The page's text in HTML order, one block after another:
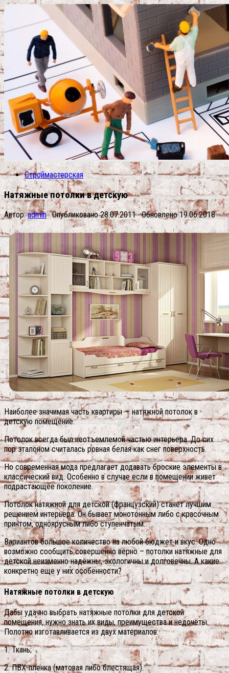
Строймастерская
Натяжные потолки в детскую
Автор:admin · Опубликовано28.07.2011· Обновлено19.06.2018
Наиболее значимая часть квартиры — натяжной потолок в
детскую помещение.
Потолок всегда был неотъемлемой частью интерьера. До сих
пор эталоном считалась ровная белая как снег поверхность.
Но современная мода предлагает додавать броские элементы в
классический вид. Особенно в случае если в помещении живет
подрастающее поколение.
Потолок натяжной для детской (французский) станет лучшим
решением интерьера. Он бывает монотонным либо с красочным
принтом, одноярусным либо ступенчатым.
Вариантов большое количество на любой бюджет и вкус. Одно
возможно сообщить совершенно верно – потолки натяжные для
детской неизменно надёжны, экологичны и долговечны. А какие
конкретно еще у них особенности?
Натяжные потолки в детскую
Дабы удачно выбрать натяжные потолки для детской
помещения, нужно знать их виды, преимущества и недочёты.
Полотно изготавливается из двух материалов:
1. Ткань;
2. ПВХ-пленка (матовая либо блестящая).